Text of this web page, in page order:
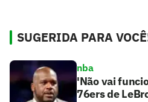
SUGERIDA PARA
nba
'Não vai
76ers de